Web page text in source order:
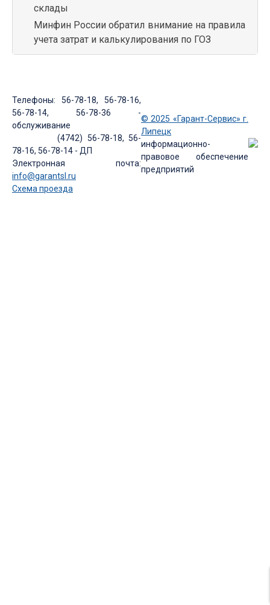
склады
Минфин России обратил внимание на правила
учета затрат и калькулирования по ГОЗ
Телефоны: 56-78-18, 56-78-16,
56-78-14, 56-78-36 -
обслуживание
(4742) 56-78-18, 56-
78-16, 56-78-14 - ДП
Электронная почта:
info@garantsl.ru
Схема проезда
© 2025 «Гарант-Сервис» г.
Липецк
информационно-
правовое обеспечение
предприятий